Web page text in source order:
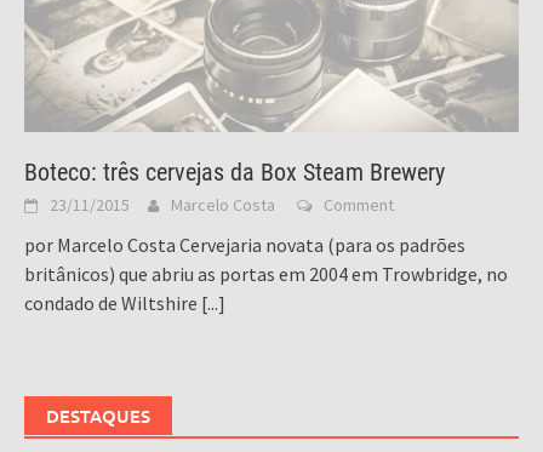
Boteco: três cervejas da Box Steam Brewery
23/11/2015 Marcelo Costa Comment
por Marcelo Costa Cervejaria novata (para os padrões
britânicos) que abriu as portas em 2004 em Trowbridge, no
condado de Wiltshire [...]
DESTAQUES